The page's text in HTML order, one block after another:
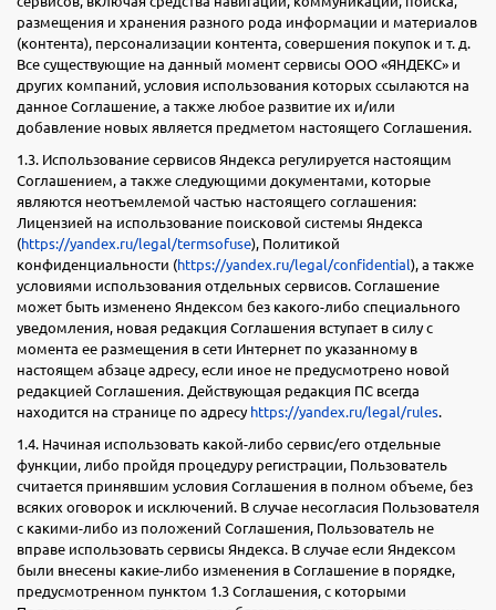
размещения и хранения разного рода информации и материалов
(контента), персонализации контента, совершения покупок и т. д.
Все существующие на данный момент сервисы ООО «ЯНДЕКС» и
других компаний, условия использования которых ссылаются на
данное Соглашение, а также любое развитие их и/или
добавление новых является предметом настоящего Соглашения.
1.3. Использование сервисов Яндекса регулируется настоящим
Соглашением, а также следующими документами, которые
являются неотъемлемой частью настоящего соглашения:
Лицензией на использование поисковой системы Яндекса
(https://yandex.ru/legal/termsofuse), Политикой
конфиденциальности (https://yandex.ru/legal/confidential), а также
условиями использования отдельных сервисов. Соглашение
может быть изменено Яндексом без какого-либо специального
уведомления, новая редакция Соглашения вступает в силу с
момента ее размещения в сети Интернет по указанному в
настоящем абзаце адресу, если иное не предусмотрено новой
редакцией Соглашения. Действующая редакция ПС всегда
находится на странице по адресу https://yandex.ru/legal/rules.
1.4. Начиная использовать какой-либо сервис/его отдельные
функции, либо пройдя процедуру регистрации, Пользователь
считается принявшим условия Соглашения в полном объеме, без
всяких оговорок и исключений. В случае несогласия Пользователя
с какими-либо из положений Соглашения, Пользователь не
вправе использовать сервисы Яндекса. В случае если Яндексом
были внесены какие-либо изменения в Соглашение в порядке,
предусмотренном пунктом 1.3 Соглашения, с которыми